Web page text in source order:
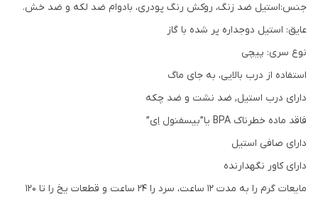
جنس:استیل ضد زنگ، روکش رنگ پودری، بادوام ضد لکه و ضد خش.
عایق: استیل دوجداره پر شده با گاز
نوع سری: پیچی
استفاده از درب بالایی، به جای ماگ
دارای درب استیل, ضد نشت و ضد چکه
فاقد ماده خطرناک BPA یا”بیسفنول اِی”
دارای صافی استیل
دارای کاور نگهدارنده
مایعات گرم را به مدت 12 ساعت، سرد را 24 ساعت و قطعات یخ را تا 120